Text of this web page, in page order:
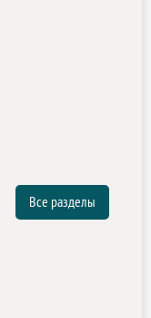
Все разделы